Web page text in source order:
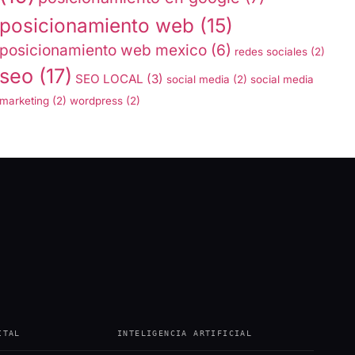
posicionamiento web (15)
posicionamiento web mexico(6) redes sociales(2)
seo (17) SEO LOCAL (3) social media (2) social media
marketing(2) wordpress(2)
INTELIGENCIA ARTIFICIAL